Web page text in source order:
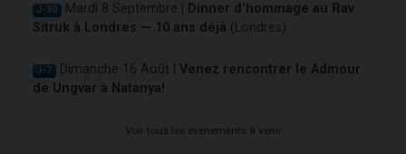
J-30 Mardi 8 Septembre | Dinner d'hommage au Rav
Sitruk à Londres — 10 ans déjà (Londres)
J-7 Dimanche 16 Août | Venez rencontrer le Admour
de Ungvar à Natanya!
Voir tous les événements à venir